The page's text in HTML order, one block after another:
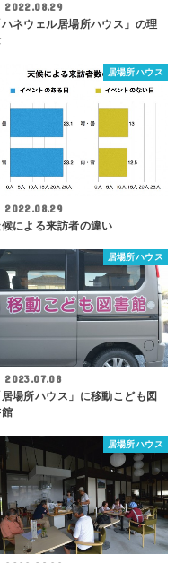
2022.08.29
ハネウェル居場所ハウス」の理
居場所ハウス
2022.08.29
候による来訪者の違い
居場所ハウス
2023.07.08
居場所ハウス」に移動こども図
居場所ハウス